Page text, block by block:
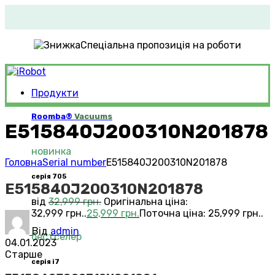
Спеціальна пропозиція на роботи
Продукти
Roomba® Vacuums
новинка
серія 705
від 32,999грн. Оригінальна ціна:
32,999 грн..25,999 грн.Поточна ціна: 25,999 грн..
бестселер
серія i7
E515840J200310N201878
ГоловнаSerial numberE515840J200310N201878
E515840J200310N201878
Від admin
04.01.2023
Старше